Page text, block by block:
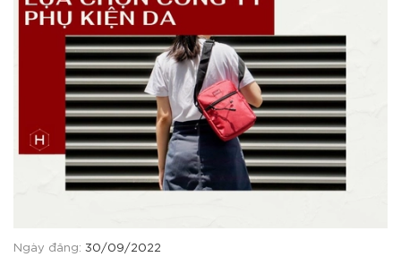
Ngày đăng: 30/09/2022